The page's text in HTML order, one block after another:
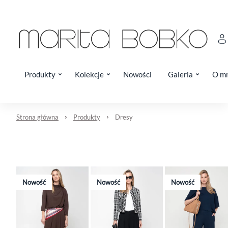
Produkty Kolekcje Nowości Galeria O
Strona główna Produkty Dresy
Nowość Nowość Nowość